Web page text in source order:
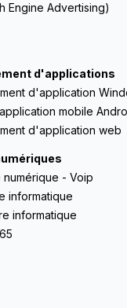
Engine Advertising)
d'applications
d'application
mobile
d'application web
- Voip
informatique
informatique